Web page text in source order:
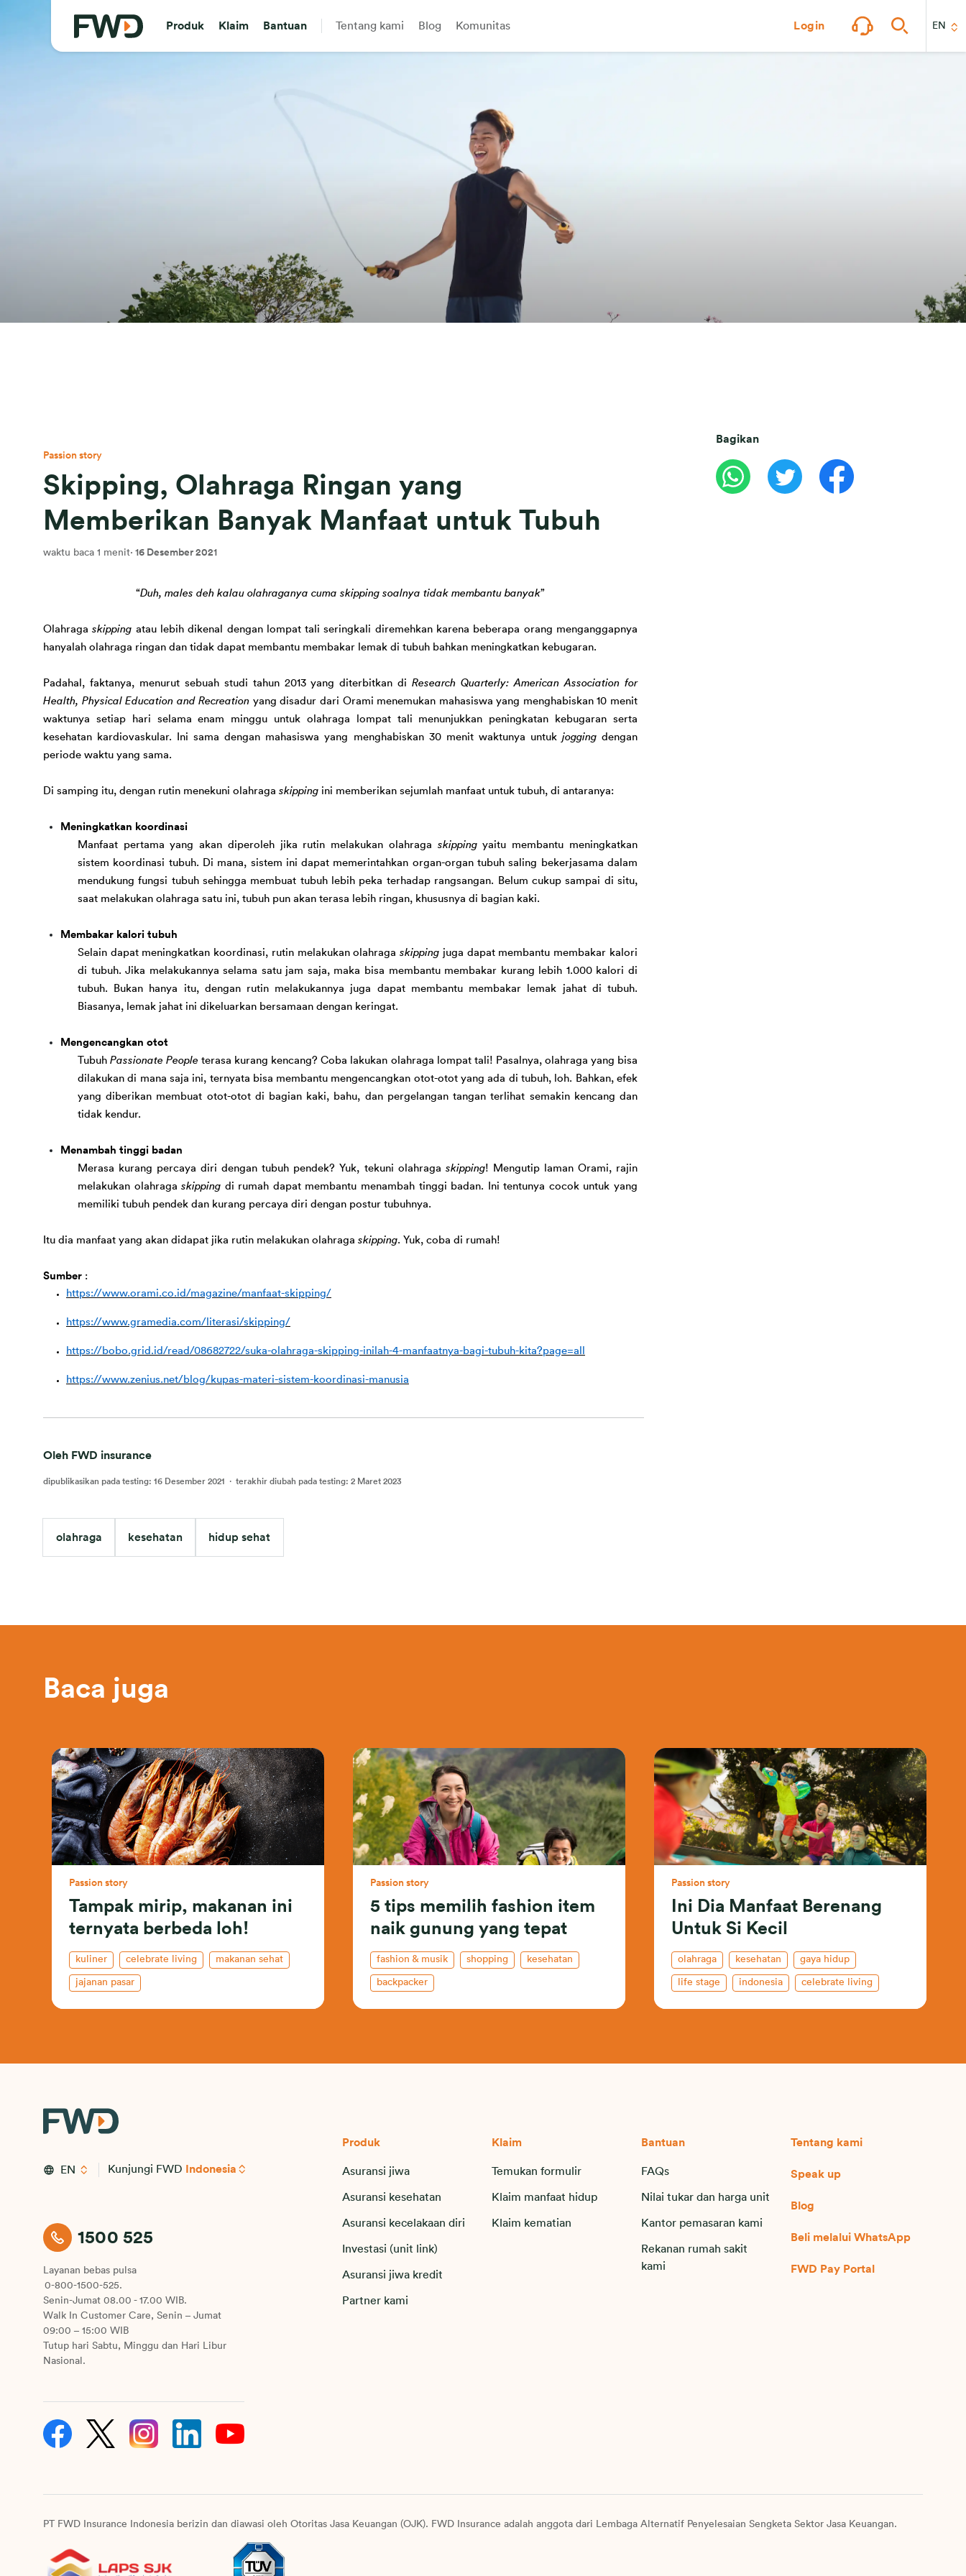
Produk Klaim Bantuan Tentang kami Blog Komunitas Login EN
Passion story
Skipping, Olahraga Ringan yang
Memberikan Banyak Manfaat untuk Tubuh
waktu baca 1 menit· 16 Desember 2021
“Duh, males deh kalau olahraganya cuma skipping soalnya tidak membantu banyak”
O lahraga skipping atau lebih dikenal dengan lompat tali seringkali diremehkan karena beberapa orang menganggapnya
hanyalah olahraga ringan dan tidak dapat membantu membakar lemak di tubuh bahkan meningkatkan kebugaran.
Padahal, faktanya, menurut sebuah studi tahun 2013 yang diterbitkan di Research Quarterly: American Association for
Health, Physical Education and Recreation yang disadur dari Orami menemukan mahasiswa yang menghabiskan 10 menit
waktunya setiap hari selama enam minggu untuk olahraga lompat tali menunjukkan peningkatan kebugaran serta
kesehatan kardiovaskular. Ini sama dengan mahasiswa yang menghabiskan 30 menit waktunya untuk jogging dengan
periode waktu yang sama.
Di samping itu, dengan rutin menekuni olahraga skipping ini memberikan sejumlah manfaat untuk tubuh, di antaranya:
M eningkat kan koordinasi
Manfaat pertama yang akan diperoleh jika rutin melakukan olahraga skipping
yaitu membantu meningkatkan
sistem koordinasi tubuh. Di mana, sistem ini dapat memerintahkan organ-organ tubuh saling bekerjasama dalam
mendukung fungsi tubuh sehingga membuat tubuh lebih peka terhadap rangsangan. Belum cukup sampai di situ,
saat melakukan olahraga satu ini, tubuh pun akan terasa lebih ringan, khususnya di bagian kaki.
Mem bakar kalori tubuh
Selain dapat meningkatkan koordinasi, rutin melakukan olahraga skipping juga dapat membantu membakar kalori
di tubuh. Jika melakukannya selama satu jam saja, maka bisa membantu membakar kurang lebih 1.000 kalori di
tubuh. Bukan hanya itu, dengan rutin melakukannya juga dapat membantu membakar lemak jahat di tubuh.
Biasanya, lemak jahat ini dikeluarkan bersamaan dengan keringat.
Mengencangkan otot
Tubuh Passionate People terasa kurang kencang? Coba lakukan olahraga lompat tali! Pasalnya, o lahraga yang bisa
dilakukan di mana saja ini, ternyata bisa membantu mengencangkan otot-otot yang ada di tubuh, loh. Bahkan, efek
yang diberikan membuat otot-otot di bagian kaki, bahu, dan pergelangan tangan terlihat semakin kencang dan
tidak kendur.
Menambah tinggi badan
Merasa kurang percaya diri dengan tubuh pendek? Yuk, tekuni olahraga skipping! Mengutip laman Orami, rajin
melakukan olahraga skipping di ruma h dapat membantu menambah tinggi badan.
Ini tentunya cocok untuk yang
memiliki tubuh pendek dan kurang percaya diri dengan postur tubuhnya.
Itu dia manfaat yang akan didapat jika rutin melakukan olahraga skipping. Yuk, coba di rumah!
Sumber :
https://www.orami.co.id/magazine/manfaat-skipping/
https://www.gramedia.com/literasi/skipping/
https://bobo.grid.id/read/08682722/suka-olahraga-skipping-inilah-4-manfaatnya-bagi-tubuh-kita?page=all
https://www.zenius.net/blog/kupas-materi-sistem-koordinasi-manusia
Oleh FWD insurance
dipublikasikan pada testing: 16 Desember 2021 · terakhir diubah pada testing: 2 Maret 2023
olahraga kesehatan hidup sehat
Bagikan
Baca juga
Passion story
Tampak mirip, makanan ini
ternyata berbeda loh!
kuliner celebrate living makanan sehat
jajanan pasar
Passion story
5 tips memilih fashion item
naik gunung yang tepat
fashion & musik shopping kesehatan
backpacker
Passion story
Ini Dia Manfaat Berenang
Untuk Si Kecil
olahraga kesehatan gaya hidup
life stage indonesia celebrate living
EN Kunjungi FWD Indonesia
1500 525
Layanan bebas pulsa
0-800-1500-525.
Senin-Jumat 08.00 - 17.00 WIB.
Walk In Customer Care, Senin – Jumat
09:00 – 15:00 WIB
Tutup hari Sabtu, Minggu dan Hari Libur
Nasional.
Produk
Asuransi jiwa
Asuransi kesehatan
Asuransi kecelakaan diri
Investasi (unit link)
Asuransi jiwa kredit
Partner kami
Klaim
Temukan formulir
Klaim manfaat hidup
Klaim kematian
Bantuan
FAQs
Nilai tukar dan harga unit
Kantor pemasaran kami
Rekanan rumah sakit
kami
Tentang kami
Speak up
Blog
Beli melalui WhatsApp
FWD Pay Portal
PT FWD Insurance Indonesia berizin dan diawasi oleh Otoritas Jasa Keuangan (OJK). FWD Insurance adalah anggota dari Lembaga Alternatif Penyelesaian Sengketa Sektor Jasa Keuangan.